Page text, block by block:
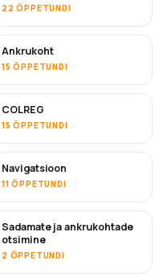
22 ÕPPETUNDI
Ankrukoht
15 ÕPPETUNDI
COLREG
15 ÕPPETUNDI
Navigatsioon
11 ÕPPETUNDI
Sadamate ja ankrukohtade
otsimine
2 ÕPPETUNDI